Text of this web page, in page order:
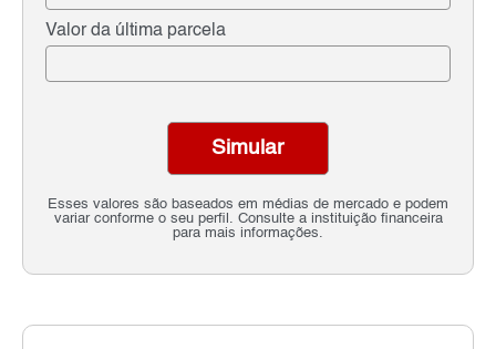
Valor da última parcela
Esses valores são baseados em médias de mercado e podem
variar conforme o seu perfil. Consulte a instituição financeira
para mais informações.
Simular